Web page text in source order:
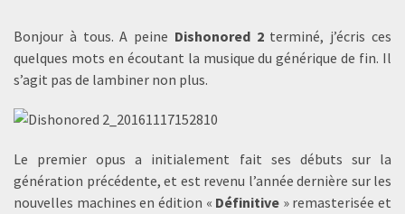
Bonjour à tous. A peine Dishonored 2terminé, j’écris ces
quelques mots en écoutant la musique du générique de fin. Il
s’agit pas de lambiner non plus.
Le premier opus a initialement fait ses débuts sur la
génération précédente, et est revenu l’année dernière sur les
nouvelles machines en édition « Définitive » remasterisée et